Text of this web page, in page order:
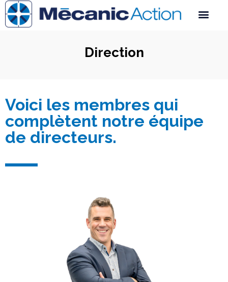
Direction
Voici les membres qui
complètent notre équipe
de directeurs.